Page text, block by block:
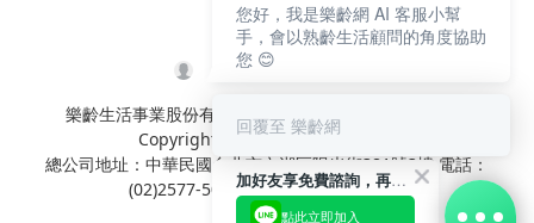
樂齡生活事業股份有限公司 L'elan Enterprise CO.,Ltd.
Copyright© All Rights Reserved.
總公司地址：中華民國台北市內湖區陽光街381號3樓 電話：
(02)2577-5025 傳真：(02)2577-5021
加好友享免費諮詢，再領50元現金折扣碼！
點此立即加入
您好，我是樂齡網 AI 客服小幫
手，會以熟齡生活顧問的角度協助
您 😊
回覆至 樂齡網